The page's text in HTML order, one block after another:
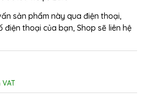
sản phẩm này qua điện thoại,
điện thoại của bạn, Shop sẽ liên hệ